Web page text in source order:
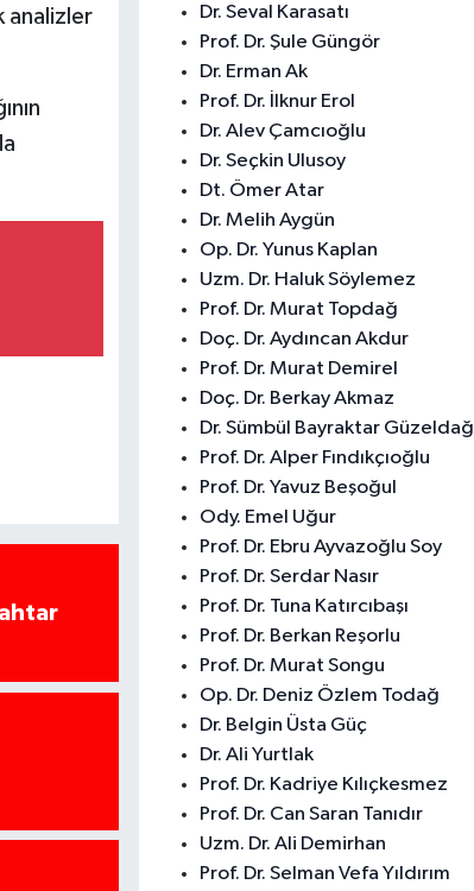
analizler
Dr. Seval Karasatı
Prof. Dr. Şule Güngör
Dr. Erman Ak
Prof. Dr. İlknur Erol
Dr. Alev Çamcıoğlu
Dr. Seçkin Ulusoy
Dt. Ömer Atar
Dr. Melih Aygün
Op. Dr. Yunus Kaplan
Uzm. Dr. Haluk Söylemez
Prof. Dr. Murat Topdağ
Doç. Dr. Aydıncan Akdur
Prof. Dr. Murat Demirel
Doç. Dr. Berkay Akmaz
Dr. Sümbül Bayraktar Güzeldağ
Prof. Dr. Alper Fındıkçıoğlu
Prof. Dr. Yavuz Beşoğul
Ody. Emel Uğur
Prof. Dr. Ebru Ayvazoğlu Soy
Prof. Dr. Serdar Nasır
Prof. Dr. Tuna Katırcıbaşı
Prof. Dr. Berkan Reşorlu
Prof. Dr. Murat Songu
Op. Dr. Deniz Özlem Todağ
Dr. Belgin Üsta Güç
Dr. Ali Yurtlak
Prof. Dr. Kadriye Kılıçkesmez
Prof. Dr. Can Saran Tanıdır
Uzm. Dr. Ali Demirhan
Prof. Dr. Selman Vefa Yıldırım